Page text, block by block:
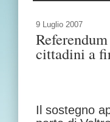
9 Luglio 2007
cittadini a
Il sostegno